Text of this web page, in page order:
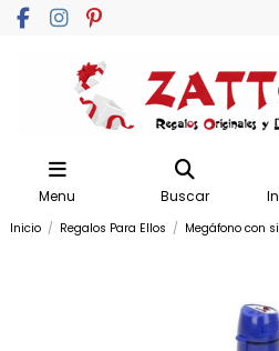
Menu Buscar
Inicio Regalos Para Ellos Megáfono con